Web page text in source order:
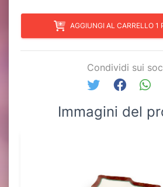
AGGIUNGI AL CARRELLO 1
Condividi sui
Immagini del